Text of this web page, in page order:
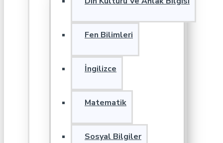
Fen Bilimleri
İngilizce
Matematik
Sosyal Bilgiler